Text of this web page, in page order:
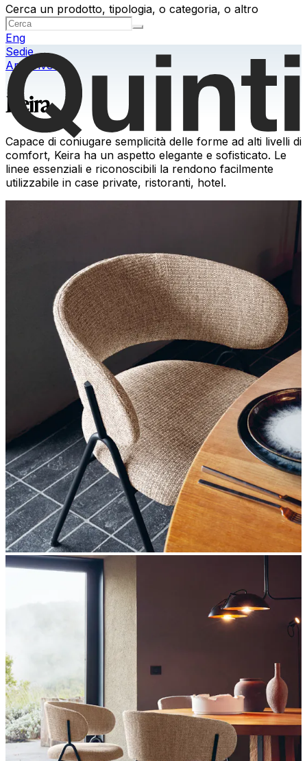
Cerca un prodotto, tipologia, o categoria, o altro
Eng
Sedie
Archirivolto
Keira
Capace di coniugare semplicità delle forme ad alti livelli di
comfort, Keira ha un aspetto elegante e sofisticato. Le
linee essenziali e riconoscibili la rendono facilmente
utilizzabile in case private, ristoranti, hotel.